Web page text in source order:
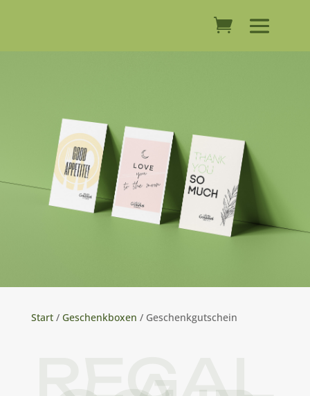
Start/ Geschenkboxen / Geschenkgutschein
REGAL